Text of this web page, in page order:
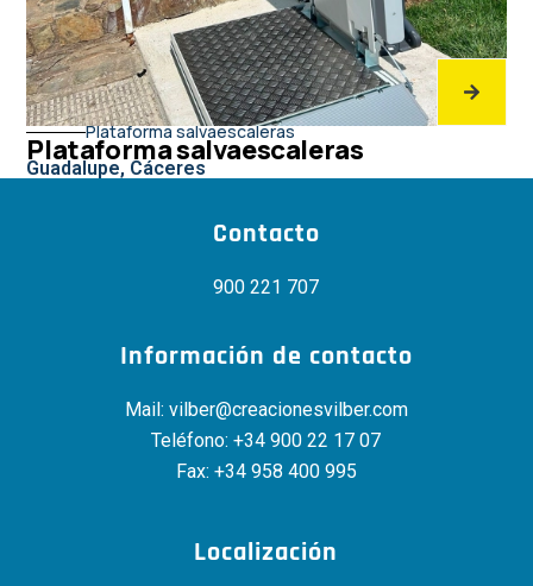
Plataforma salvaescaleras
Plataforma salvaescaleras
Guadalupe, Cáceres
Contacto
900 221 707
Información de contacto
Mail: vilber@creacionesvilber.com
Teléfono:+34 900 22 17 07
Fax: +34 958 400 995
Localización